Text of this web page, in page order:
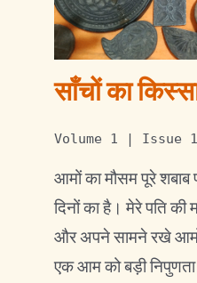
साँचों का
Volume 1 | Issue
आमों का मौसम पूरे शबाब
दिनों का है। मेरे पति की
और अपने सामने रखे
एक आम को बड़ी